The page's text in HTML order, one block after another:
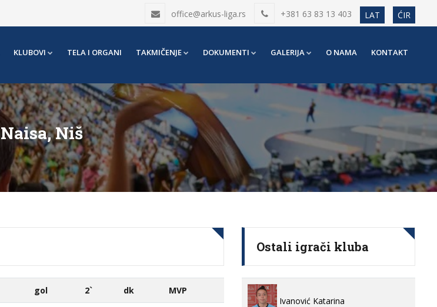
office@arkus-liga.rs +381 63 83 13 403 LAT ĆIR
KLUBOVI TELA I ORGANI TAKMIČENJE DOKUMENTI GALERIJA O NAMA KONTAKT
Naisa, Niš
gol 2` dk MVP
Ostali igrači kluba
Ivanović Katarina